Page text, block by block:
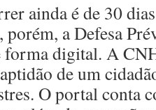
ainda é de 30
porém, a Defesa
forma digital. A
de um
O portal conta